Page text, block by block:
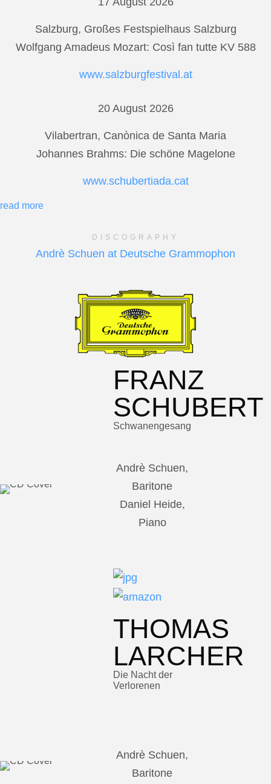
Salzburg, Großes Festspielhaus Salzburg
Wolfgang Amadeus Mozart: Così fan tutte KV 588
www.salzburgfestival.at
20 August 2026
Vilabertran, Canònica de Santa Maria
Johannes Brahms: Die schöne Magelone
www.schubertiada.cat
read more
DISCOGRAPHY
Andrè Schuen at Deutsche Grammophon
FRANZ
SCHUBERT
Schwanengesang
Andrè Schuen,
Baritone
Daniel Heide,
Piano
THOMAS
LARCHER
Die Nacht der
Verlorenen
Andrè Schuen,
Baritone